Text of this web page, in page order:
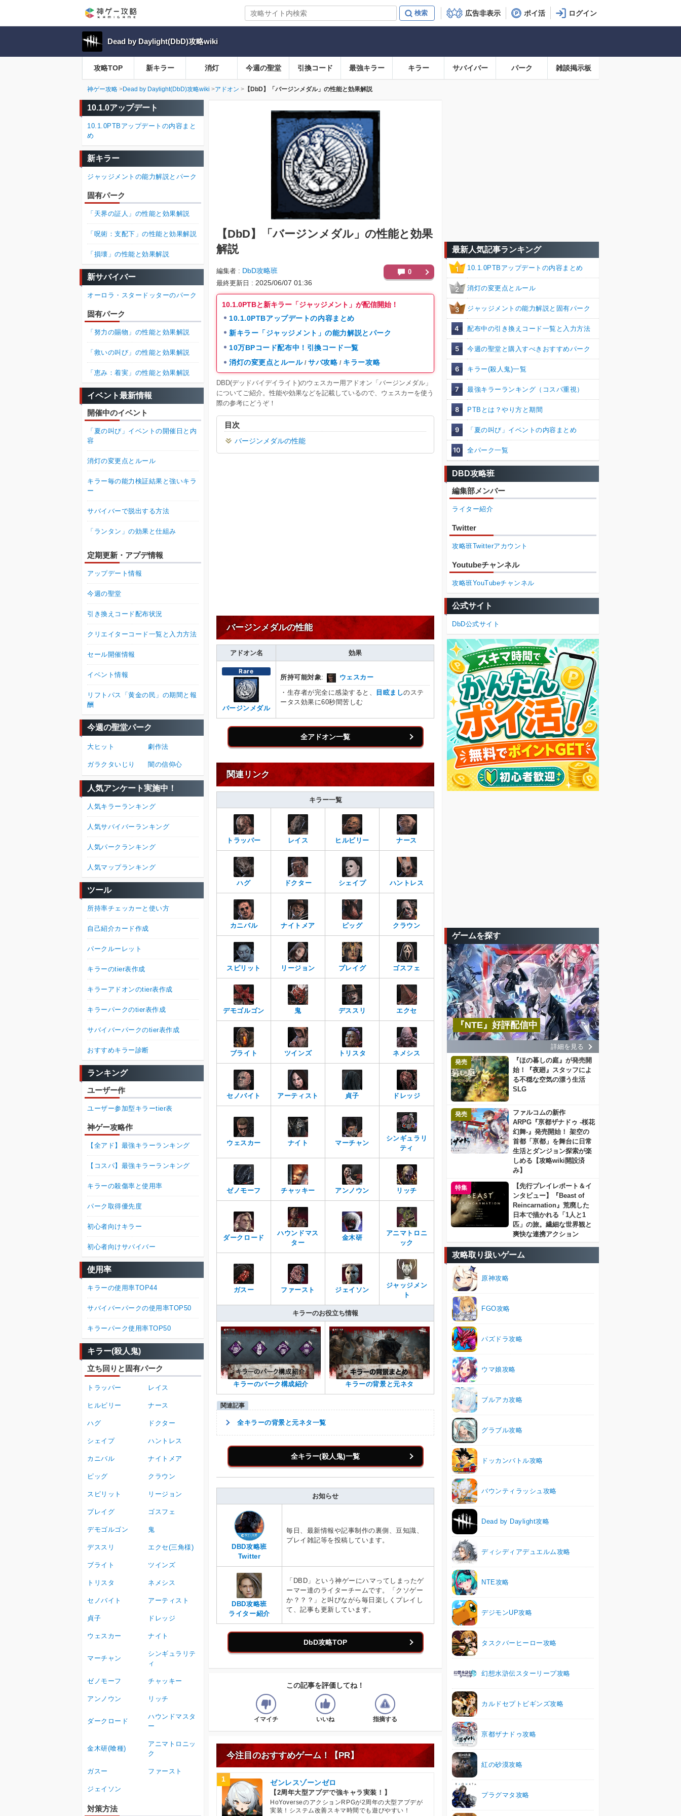
広告非表示 ポイ活
Dead by Daylight(DbD)攻略wiki
攻略TOP 新キラー 消灯 今週の聖堂 引換コード 最強キラー キラー サバイバー パーク 雑談掲示板
神ゲー攻略 Dead by Daylight(DbD)攻略wiki アドオン 【DbD】「バージンメダル」の性能と効果解説
【DbD】
「バージンメダル」の性能と効果
解説
編集者 DbD攻略班
最終更新日 2025/06/07 01:36
0
10.1.0PTBと新キラー「ジャッジメント」が配信開始！
10.1.0PTBアップデートの内容まとめ
新キラー「ジャッジメント」の能力解説とパーク
10万BPコード配布中！引換コード一覧
消灯の変更点とルール / サバ攻略 / キラー攻略
DBD(デッドバイデイライト)のウェスカー用アドオン「バージンメダル」
についてご紹介。性能や効果などを記載しているので、ウェスカーを使う
際の参考にどうぞ！
目次
バージンメダルの性能
バージンメダルの性能
アドオン名 効果
Rare
バージンメダル
所持可能対象:
ウェスカー
・生存者が完全に感染すると、
目眩ましのステ
ータス効果に60秒間苦しむ
全アドオン一覧
関連リンク
キラー一覧
トラッパー レイス ヒルビリー ナース
ハグ ドクター シェイプ ハントレス
カニバル ナイトメア ピッグ クラウン
スピリット リージョン プレイグ ゴスフェ
デモゴルゴン 鬼 デススリ エクセ
ブライト ツインズ トリスタ ネメシス
セノバイト アーティスト 貞子 ドレッジ
ウェスカー ナイト マーチャン
シンギュラリ
ティ
ゼノモーフ チャッキー アンノウン リッチ
ダークロード
ハウンドマス
ター
金木研
アニマトロニ
ック
ガスー ファースト ジェイソン
ジャッジメン
ト
キラーのお役立ち情報
キラーのパーク構成紹介 キラーの背景と元ネタ
全キラーの背景と元ネタ一覧
全キラー(殺人鬼)一覧
お知らせ
DBD攻略班
Twitter
毎日、最新情報や記事制作の裏側、豆知識、
プレイ雑記等を投稿しています。
DBD攻略班
ライター紹介
「DBD」という神ゲーにハマってしまったゲ
ーマー達のライターチームです。「クソゲー
か？？？」と叫びながら毎日楽しくプレイし
て、記事も更新しています。
DbD攻略TOP
この記事を評価してね！
イマイチ いいね 指摘する
今注目のおすすめゲーム！【PR】
1 ゼンレスゾーンゼロ
【2周年大型アプデで強キャラ実装！】
HoYoverseのアクションRPGが2周年の大型アプデが
実装！システム改善スキマ時間でも遊びやすい！
最新人気記事ランキング
1 10.1.0PTBアップデートの内容まとめ
2 消灯の変更点とルール
3 ジャッジメントの能力解説と固有パーク
4 配布中の引き換えコード一覧と入力方法
5 今週の聖堂と購入すべきおすすめパーク
6 キラー(殺人鬼)一覧
7 最強キラーランキング（コスパ重視）
8 PTBとは？やり方と期間
9 「夏の叫び」イベントの内容まとめ
10 全パーク一覧
DBD攻略班
編集部メンバー
ライター紹介
Twitter
攻略班Twitterアカウント
Youtubeチャンネル
攻略班YouTubeチャンネル
公式サイト
DbD公式サイト
ゲームを探す
『NTE』好評配信中
詳細を見る
発売
『ほの暮しの庭』が発売開
始！『夜廻』スタッフによ
る不穏な空気の漂う生活
SLG
発売
ファルコムの新作
ARPG『亰都ザナドゥ -桜花
幻舞-』発売開始！ 架空の
首都「亰都」を舞台に日常
生活とダンジョン探索が楽
しめる【攻略wiki開設済
み】
特集
【先行プレイレポート＆イ
ンタビュー】『Beast of
Reincarnation』荒廃した
日本で描かれる「1人と1
匹」の旅。繊細な世界観と
爽快な連携アクション
攻略取り扱いゲーム
原神攻略
FGO攻略
パズドラ攻略
ウマ娘攻略
ブルアカ攻略
グラブル攻略
ドッカンバトル攻略
バウンティラッシュ攻略
Dead by Daylight攻略
ディシディアデュエルム攻略
NTE攻略
デジモンUP攻略
タスクバーヒーロー攻略
幻想水滸伝スターリープ攻略
カルドセプトビギンズ攻略
亰都ザナドゥ攻略
紅の砂漠攻略
プラグマタ攻略
10.1.0アップデート
10.1.0PTBアップデートの内容まと
め
新キラー
ジャッジメントの能力解説とパーク
固有パーク
「天界の証人」の性能と効果解説
「呪術：支配下」の性能と効果解説
「損壊」の性能と効果解説
新サバイバー
オーロラ・スタードッターのパーク
固有パーク
「努力の賜物」の性能と効果解説
「救いの叫び」の性能と効果解説
「恵み：着実」の性能と効果解説
イベント最新情報
開催中のイベント
「夏の叫び」イベントの開催日と内
容
消灯の変更点とルール
キラー毎の能力検証結果と強いキラ
ー
サバイバーで脱出する方法
「ランタン」の効果と仕組み
定期更新・アプデ情報
アップデート情報
今週の聖堂
引き換えコード配布状況
クリエイターコード一覧と入力方法
セール開催情報
イベント情報
リフトパス「黄金の民」の期間と報
酬
今週の聖堂パーク
大ヒット 劇作法
ガラクタいじり 闇の信仰心
人気アンケート実施中！
人気キラーランキング
人気サバイバーランキング
人気パークランキング
人気マップランキング
ツール
所持率チェッカーと使い方
自己紹介カード作成
パークルーレット
キラーのtier表作成
キラーアドオンのtier表作成
キラーパークのtier表作成
サバイバーパークのtier表作成
おすすめキラー診断
ランキング
ユーザー作
ユーザー参加型キラーtier表
神ゲー攻略作
【全アド】最強キラーランキング
【コスパ】最強キラーランキング
キラーの殺傷率と使用率
パーク取得優先度
初心者向けキラー
初心者向けサバイバー
使用率
キラーの使用率TOP44
サバイバーパークの使用率TOP50
キラーパーク使用率TOP50
キラー(殺人鬼)
立ち回りと固有パーク
トラッパー レイス
ヒルビリー ナース
ハグ ドクター
シェイプ ハントレス
カニバル ナイトメア
ピッグ クラウン
スピリット リージョン
プレイグ ゴスフェ
デモゴルゴン 鬼
デススリ エクセ(三角様)
ブライト ツインズ
トリスタ ネメシス
セノバイト アーティスト
貞子 ドレッジ
ウェスカー ナイト
マーチャン
シンギュラリテ
ィ
ゼノモーフ チャッキー
アンノウン リッチ
ダークロード
ハウンドマスタ
ー
金木研(喰種)
アニマトロニッ
ク
ガスー ファースト
ジェイソン
対策方法